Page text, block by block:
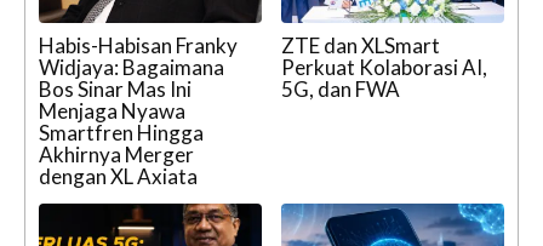
Habis-Habisan Franky
Widjaya: Bagaimana
Bos Sinar Mas Ini
Menjaga Nyawa
Smartfren Hingga
Akhirnya Merger
dengan XL Axiata
ZTE dan XLSmart
Perkuat Kolaborasi AI,
5G, dan FWA